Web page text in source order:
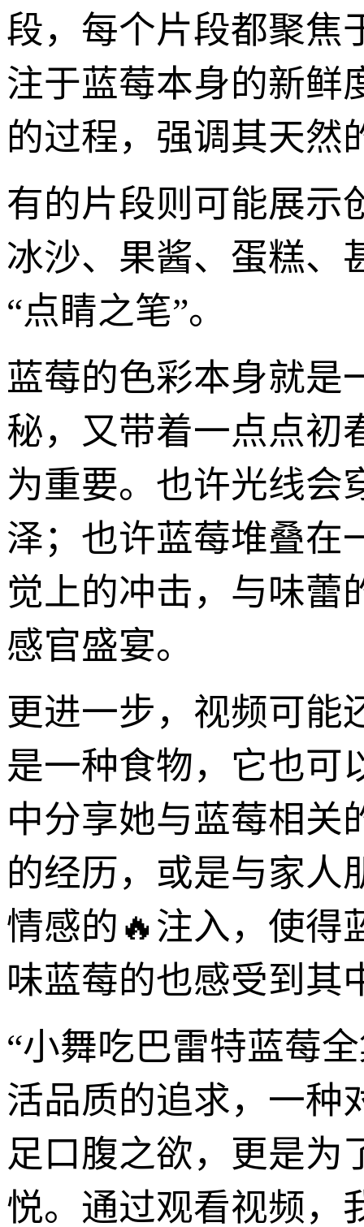
段，每个片段都聚焦
注于蓝莓本身的新鲜
的过程，强调其天然
有的片段则可能展示
冰沙、果酱、蛋糕、
“点睛之笔”。
蓝莓的色彩本身就是
秘，又带着一点点初
为重要。也许光线会
泽；也许蓝莓堆叠在
觉上的冲击，与味蕾
感官盛宴。
更进一步，视频可能
是一种食物，它也可
中分享她与蓝莓相关
的经历，或是与家人
情感的🔥注入，使得
味蓝莓的也感受到其
“小舞吃巴雷特蓝莓
活品质的追求，一种
足口腹之欲，更是为
悦。通过观看视频，